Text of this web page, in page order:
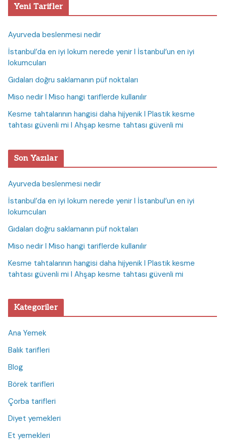
Yeni Tarifler
Ayurveda beslenmesi nedir
İstanbul’da en iyi lokum nerede yenir I İstanbul’un en iyi
lokumcuları
Gıdaları doğru saklamanın püf noktaları
Miso nedir I Miso hangi tariflerde kullanılır
Kesme tahtalarının hangisi daha hijyenik I Plastik kesme
tahtası güvenli mi I Ahşap kesme tahtası güvenli mi
Son Yazılar
Ayurveda beslenmesi nedir
İstanbul’da en iyi lokum nerede yenir I İstanbul’un en iyi
lokumcuları
Gıdaları doğru saklamanın püf noktaları
Miso nedir I Miso hangi tariflerde kullanılır
Kesme tahtalarının hangisi daha hijyenik I Plastik kesme
tahtası güvenli mi I Ahşap kesme tahtası güvenli mi
Kategoriler
Ana Yemek
Balık tarifleri
Blog
Börek tarifleri
Çorba tarifleri
Diyet yemekleri
Et yemekleri